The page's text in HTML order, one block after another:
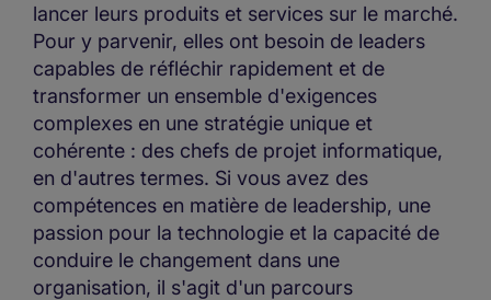
lancer leurs produits et services sur le marché.
Pour y parvenir, elles ont besoin de leaders
capables de réfléchir rapidement et de
transformer un ensemble d'exigences
complexes en une stratégie unique et
cohérente : des chefs de projet informatique,
en d'autres termes. Si vous avez des
compétences en matière de leadership, une
passion pour la technologie et la capacité de
conduire le changement dans une
organisation, il s'agit d'un parcours